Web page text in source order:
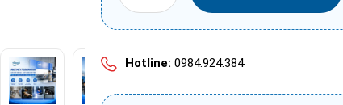
Hotline: 0984.924.384